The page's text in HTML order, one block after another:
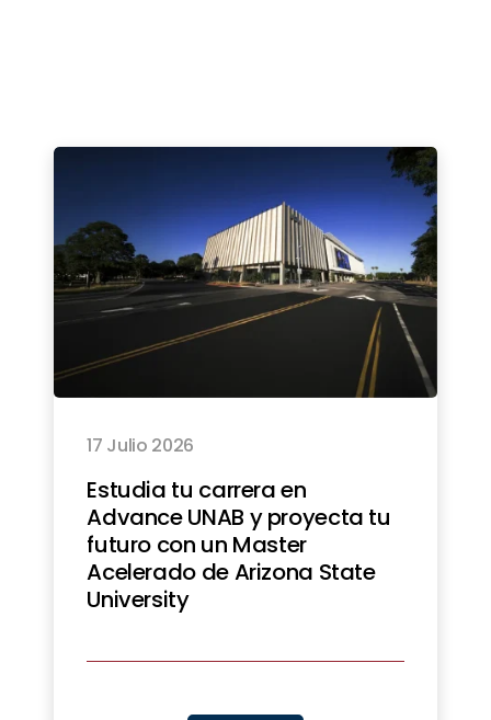
17 Julio 2026
Estudia tu carrera en
Advance UNAB y proyecta tu
futuro con un Master
Acelerado de Arizona State
University